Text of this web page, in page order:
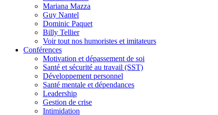
Mariana Mazza
Guy Nantel
Dominic Paquet
Billy Tellier
Voir tout nos humoristes et imitateurs
Conférences
Motivation et dépassement de soi
Santé et sécurité au travail (SST)
Développement personnel
Santé mentale et dépendances
Leadership
Gestion de crise
Intimidation